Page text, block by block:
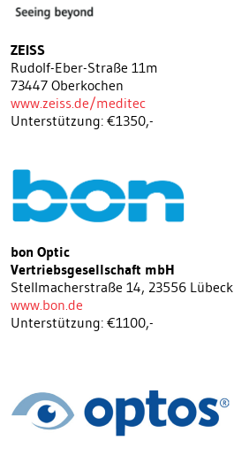
ZEISS
Rudolf-Eber-Straße 11m
73447 Oberkochen
www.zeiss.de/meditec
Unterstützung: €1350,-
bon Optic
Vertriebsgesellschaft mbH
Stellmacherstraße 14, 23556 Lübeck
www.bon.de
Unterstützung: €1100,-